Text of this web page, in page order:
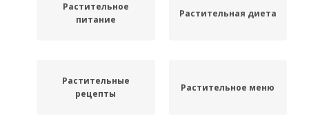
Растительное
питание
Растительная диета
Растительные
рецепты
Растительное меню